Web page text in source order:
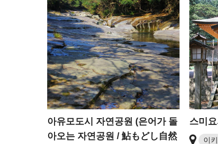
아유모도시 자연공원 (은어가 돌
아오는 자연공원 / 鮎もどし自然
스미
이키